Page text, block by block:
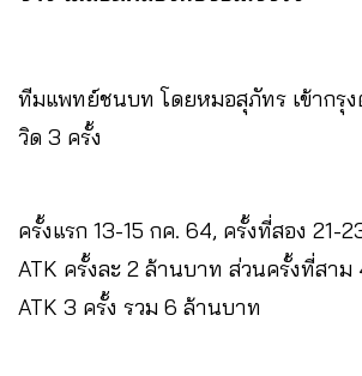
ทีมแพทย์ชนบท โดยหมอสุภัทร เข้ากรุง
วิด 3 ครั้ง
ครั้งแรก 13-15 กค. 64, ครั้งที่สอง 21-
ATK ครั้งละ 2 ล้านบาท ส่วนครั้งที่สาม
ATK 3 ครั้ง รวม 6 ล้านบาท